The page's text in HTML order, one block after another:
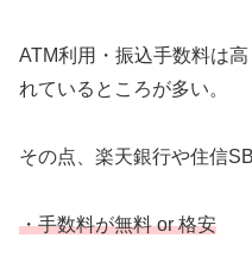
ATM利用・振込手数料は
れているところが多い。
その点、楽天銀行や住信
・手数料が無料 or 格安